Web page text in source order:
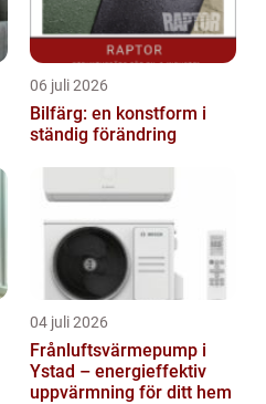
06 juli 2026
Bilfärg: en konstform i
ständig förändring
04 juli 2026
Frånluftsvärmepump i
Ystad – energieffektiv
uppvärmning för ditt hem